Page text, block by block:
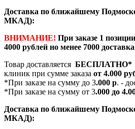
Доставка по ближайшему
МКАД):
ВНИМАНИЕ! При заказе 1
4000 рублей но менее 7000
Товар доставляется БЕСПЛАТНО*
клиник при сумме заказа от 4.000
*При заказе на сумму до 3.000 р. -
*При заказе на сумму от 3.000 до
Доставка по ближайшему
МКАД):